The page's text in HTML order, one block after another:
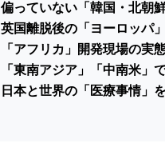
偏っていない「韓国・北朝
英国離脱後の「ヨーロッパ
「アフリカ」開発現場の実
「東南アジア」「中南米」
日本と世界の「医療事情」